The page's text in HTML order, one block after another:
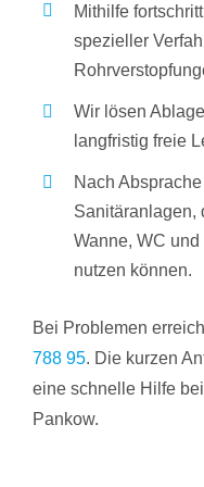
Mithilfe
spezieller
Wir lösen
langfristig freie
Nach
Sanitäranlagen,
Wanne, WC
nutzen können.
Bei Problemen
788 95. Die kurzen
eine schnelle Hilfe
Pankow.